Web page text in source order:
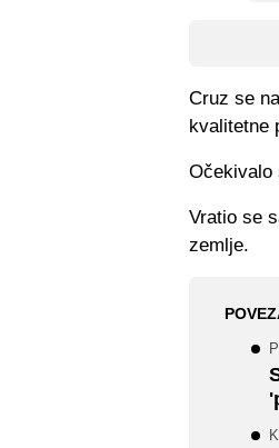
Cruz se
kvalitetne
Očekivalo
Vratio se
zemlje.